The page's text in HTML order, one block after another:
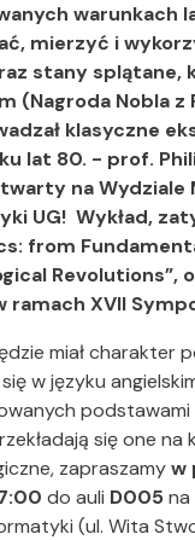
warunkach
mierzyć i
stany splątane,
(Nagroda Nobla z
klasyczne
lat 80. - prof.
na
UG! Wykład,
from
Revolutions”,
ramach XVII
miał charakter
w języku
podstawami
się one
zapraszamyw
do auli D005
(ul. Wita